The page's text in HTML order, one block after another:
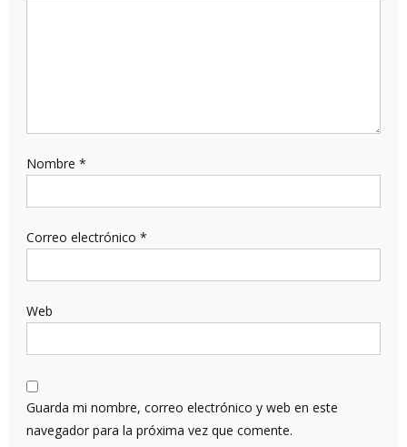
Nombre *
Correo electrónico *
Web
Guarda mi nombre, correo electrónico y web en este
navegador para la próxima vez que comente.